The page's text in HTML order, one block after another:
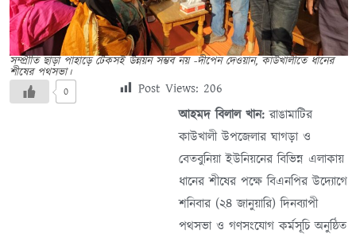
সম্প্রীতি ছাড়া পাহাড়ে টেকসই উন্নয়ন সম্ভব নয় -দীপেন দেওয়ান, কাউখালীতে ধানের
শীষের পথসভা।
0 Post Views: 206
আহমদ বিলাল খান:রাঙামাটির
কাউখালী উপজেলার ঘাগড়া ও
বেতবুনিয়া ইউনিয়নের বিভিন্ন এলাকায়
ধানের শীষের পক্ষে বিএনপির উদ্যোগে
শনিবার (২৪ জানুয়ারি) দিনব্যাপী
পথসভা ও গণসংযোগ কর্মসূচি অনুষ্ঠিত